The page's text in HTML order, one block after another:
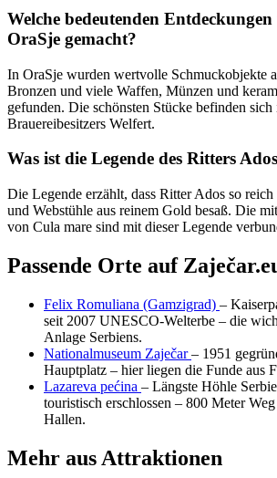
Welche bedeutenden
OraSje gemacht?
In OraSje wurden wertvolle Schmuckobjekte
Bronzen und viele Waffen, Münzen und
gefunden. Die schönsten Stücke befinden
Brauereibesitzers Welfert.
Was ist die Legende des Ritters
Die Legende erzählt, dass Ritter Ados so
und Webstühle aus reinem Gold besaß. Die
von Cula mare sind mit dieser Legende
Passende Orte auf
Felix Romuliana (Gamzigrad) –
seit 2007 UNESCO-Welterbe – die
Anlage Serbiens.
Nationalmuseum Zaječar– 1951
Hauptplatz – hier liegen die Funde aus
Lazareva pećina – Längste Höhle
touristisch erschlossen – 800 Meter
Hallen.
Mehr aus Attraktionen